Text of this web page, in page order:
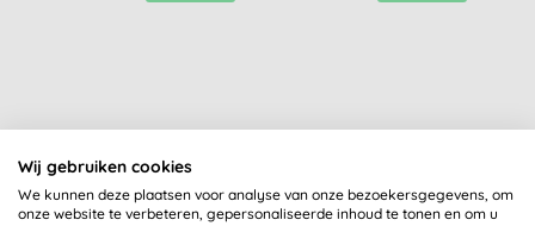
Klantbeoordelingen
5,0van 5 ( 1 beoordeling)
Wij gebruiken cookies
We kunnen deze plaatsen voor analyse van onze bezoekersgegevens, om
onze website te verbeteren, gepersonaliseerde inhoud te tonen en om u